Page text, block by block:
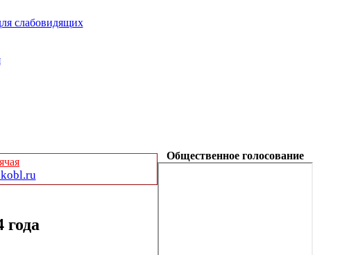
слабовидящих
года
Общественное голосование